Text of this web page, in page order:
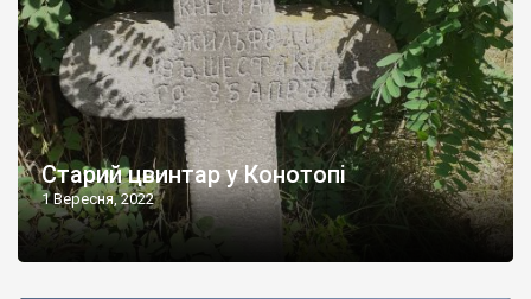
Старий цвинтар у Конотопі
1 Вересня, 2022